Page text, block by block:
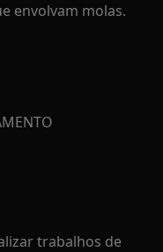
envolvam molas.
trabalhos de